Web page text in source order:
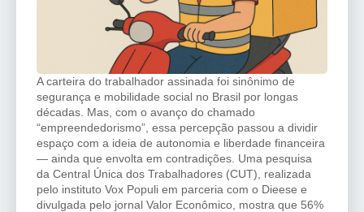
A carteira do trabalhador assinada foi sinônimo de
segurança e mobilidade social no Brasil por longas
décadas. Mas, com o avanço do chamado
“empreendedorismo”, essa percepção passou a dividir
espaço com a ideia de autonomia e liberdade financeira
— ainda que envolta em contradições. Uma pesquisa
da Central Única dos Trabalhadores (CUT), realizada
pelo instituto Vox Populi em parceria com o Dieese e
divulgada pelo jornal Valor Econômico, mostra que 56%